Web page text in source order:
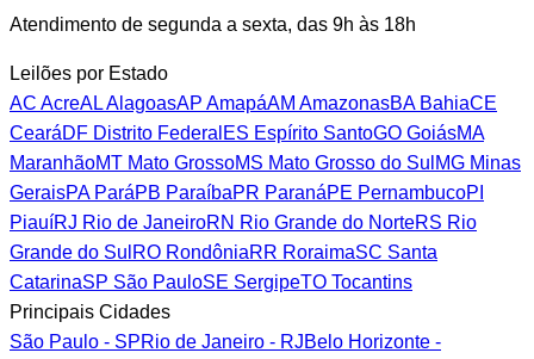
Atendimento de segunda a sexta, das 9h às 18h
Leilões por Estado
AC AcreALAlagoasAP AmapáAM AmazonasBABahiaCE
CearáDF Distrito Federal ES Espírito SantoGO GoiásMA
MaranhãoMT Mato GrossoMS Mato Grosso do Sul MG Minas
GeraisPAParáPB ParaíbaPR ParanáPE PernambucoPI
PiauíRJ Rio de JaneiroRN Rio Grande do NorteRS Rio
Grande do Sul RO RondôniaRR RoraimaSC Santa
CatarinaSP São PauloSE SergipeTO Tocantins
Principais Cidades
São Paulo - SPRio de Janeiro - RJBelo Horizonte -